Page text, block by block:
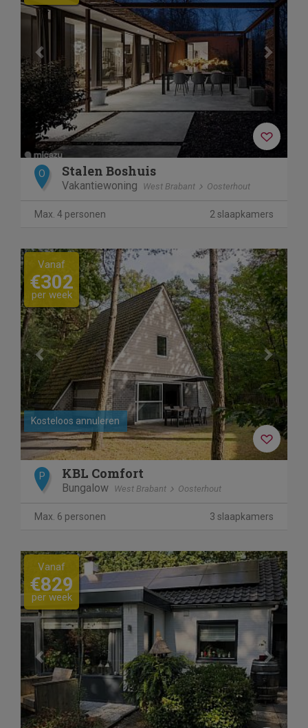
O Stalen Boshuis
Vakantiewoning West Brabant Oosterhout
Max. 4 personen 2 slaapkamers
Previous Next
Kosteloos annuleren
Vanaf
€302
per week
P KBL Comfort
Bungalow West Brabant Oosterhout
Max. 6 personen 3 slaapkamers
Previous Next
Vanaf
€829
per week